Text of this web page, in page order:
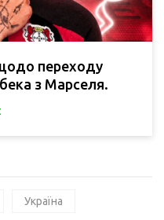
переходу
з Марселя.
Україна